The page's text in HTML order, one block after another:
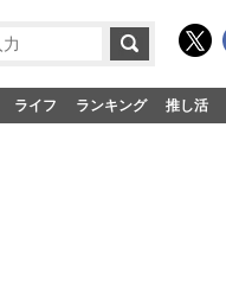
ライフ ランキング 推し活